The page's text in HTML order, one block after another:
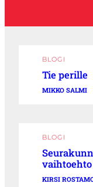
BLOGI
Tie perille
MIKKO SALMI
BLOGI
vaihtoehto
KIRSI